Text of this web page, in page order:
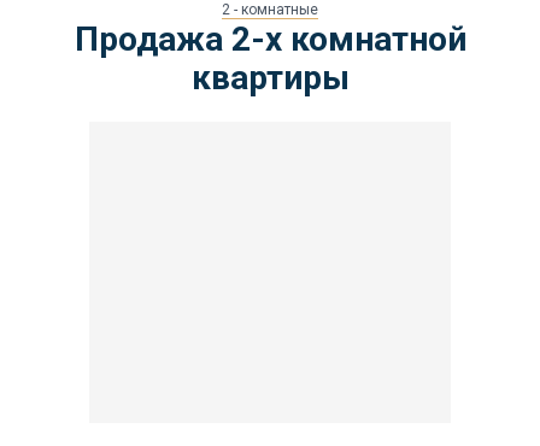
2 - комнатные
Продажа 2-х комнатной
квартиры